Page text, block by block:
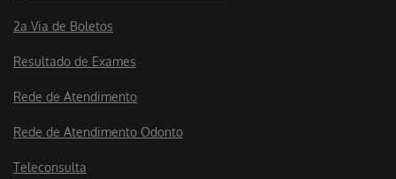
2a Via de Boletos
Resultado de Exames
Rede de Atendimento
Rede de Atendimento Odonto
Teleconsulta